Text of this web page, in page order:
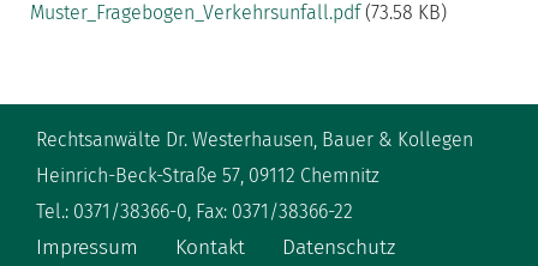
Muster_Fragebogen_Verkehrsunfall.pdf(73.58 KB)
Rechtsanwälte Dr. Westerhausen, Bauer & Kollegen
Heinrich-Beck-Straße 57, 09112 Chemnitz
Tel.: 0371/38366-0, Fax: 0371/38366-22
Impressum Kontakt Datenschutz